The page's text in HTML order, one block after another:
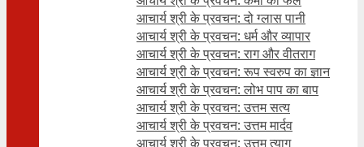
आचार्य श्री के प्रवचन: दो ग्लास पानी
आचार्य श्री के प्रवचन: धर्म और व्यापार
आचार्य श्री के प्रवचन: राग और वीतराग
आचार्य श्री के प्रवचन: रूप स्वरुप का ज्ञान
आचार्य श्री के प्रवचन: लोभ पाप का बाप
आचार्य श्री के प्रवचन: उत्तम सत्य
आचार्य श्री के प्रवचन: उत्तम मार्दव
आचार्य श्री के प्रवचन: उत्तम त्याग